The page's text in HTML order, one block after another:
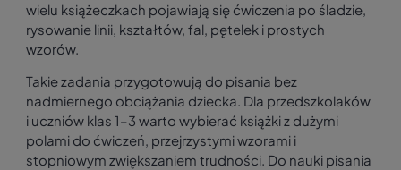
wielu książeczkach pojawiają się ćwiczenia po śladzie,
rysowanie linii, kształtów, fal, pętelek i prostych
wzorów.
Takie zadania przygotowują do pisania bez
nadmiernego obciążania dziecka. Dla przedszkolaków
i uczniów klas 1–3 warto wybierać książki z dużymi
polami do ćwiczeń, przejrzystymi wzorami i
stopniowym zwiększaniem trudności. Do nauki pisania